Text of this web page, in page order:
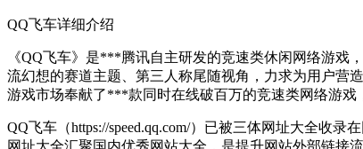
QQ飞车详细介绍
《QQ飞车》是***腾讯自主研发的竞速类休闲网络游戏
流幻想的赛道主题、第三人称尾随视角，力求为用户营
游戏市场奉献了***款同时在线破百万的竞速类网络游
QQ飞车（https://speed.qq.com/）已被三体网址大全收录
网址大全汇聚国内优秀网站大全，是提升网站外部链接